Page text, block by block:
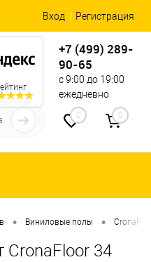
Вход Регистрация
+7 (499) 289-
90-65
с 9:00 до 19:00
ежедневно
0 0
• Виниловые полы •
34